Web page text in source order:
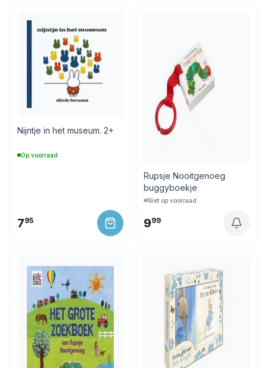
Nijntje in het museum. 2+
Op voorraad
795
Rupsje Nooitgenoeg
buggyboekje
Niet op voorraad
999